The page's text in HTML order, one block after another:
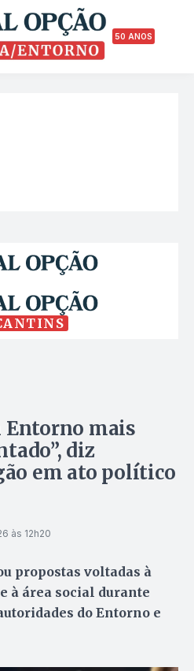
50 ANOS
Entorno mais
diz
em ato político
às 12h20
propostas voltadas à
à área social durante
do Entorno e